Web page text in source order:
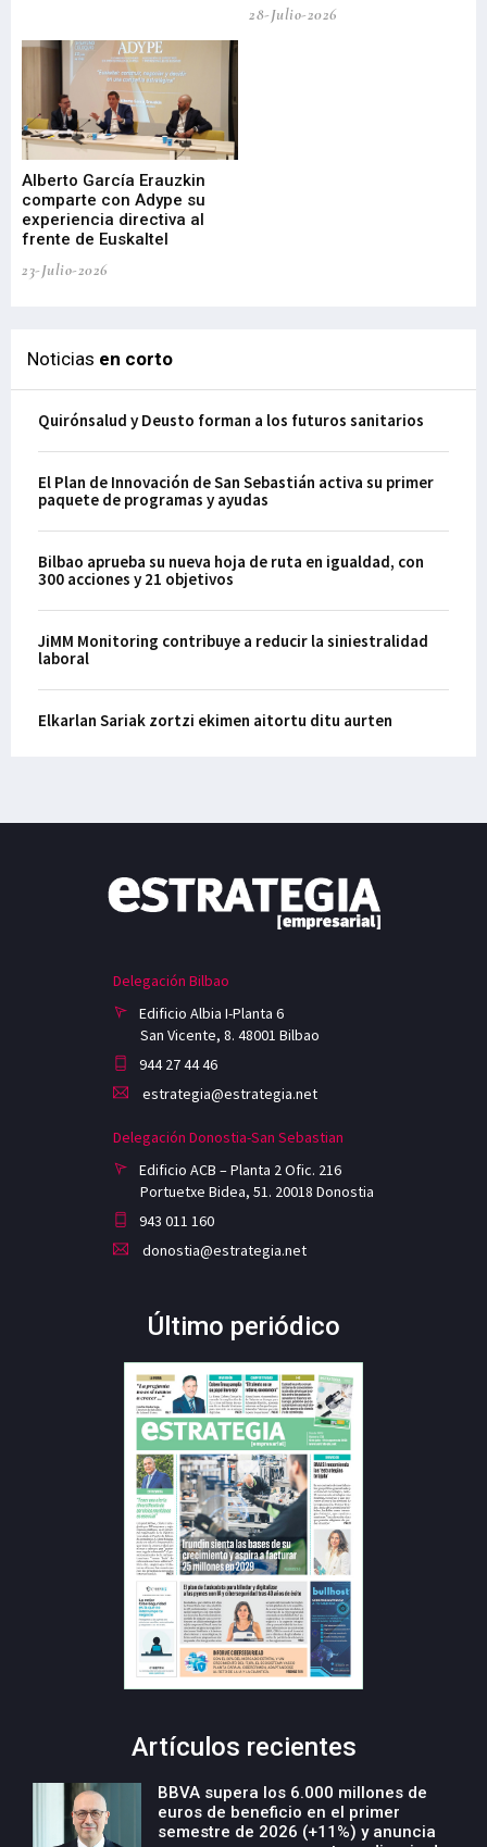
28-Julio-2026
Alberto García Erauzkin
comparte con Adype su
experiencia directiva al
frente de Euskaltel
23-Julio-2026
Noticias en corto
Quirónsalud y Deusto forman a los futuros sanitarios
El Plan de Innovación de San Sebastián activa su primer
paquete de programas y ayudas
Bilbao aprueba su nueva hoja de ruta en igualdad, con
300 acciones y 21 objetivos
JiMM Monitoring contribuye a reducir la siniestralidad
laboral
Elkarlan Sariak zortzi ekimen aitortu ditu aurten
Delegación Bilbao
Edificio Albia I-Planta 6
San Vicente, 8. 48001 Bilbao
944 27 44 46
estrategia@estrategia.net
Delegación Donostia-San Sebastian
Edificio ACB – Planta 2 Ofic. 216
Portuetxe Bidea, 51. 20018 Donostia
943 011 160
donostia@estrategia.net
Último periódico
Artículos recientes
BBVA supera los 6.000 millones de
euros de beneficio en el primer
semestre de 2026 (+11%) y anuncia